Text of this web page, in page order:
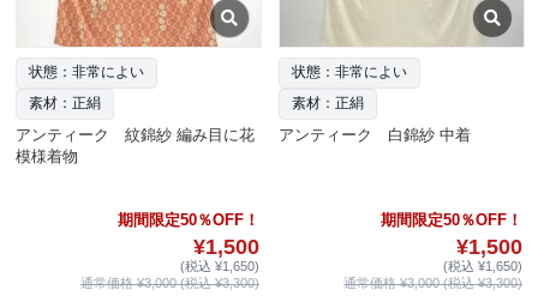
状態：非常によい
素材：正絹
アンティーク 紋錦紗 編み目に花
模様着物
期間限定50％OFF！
¥1,500
(税込 ¥1,650)
通常価格 ¥3,000 (税込 ¥3,300)
状態：非常によい
素材：正絹
アンティーク 白錦紗 中着
期間限定50％OFF！
¥1,500
(税込 ¥1,650)
通常価格 ¥3,000 (税込 ¥3,300)